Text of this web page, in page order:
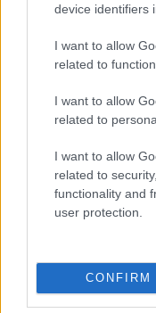
device identifiers
I want to allow
related to
I want to allow
related to
I want to allow
related to
functionality and
user protection.
CONFIRM
Continua a
GAMING NEWS